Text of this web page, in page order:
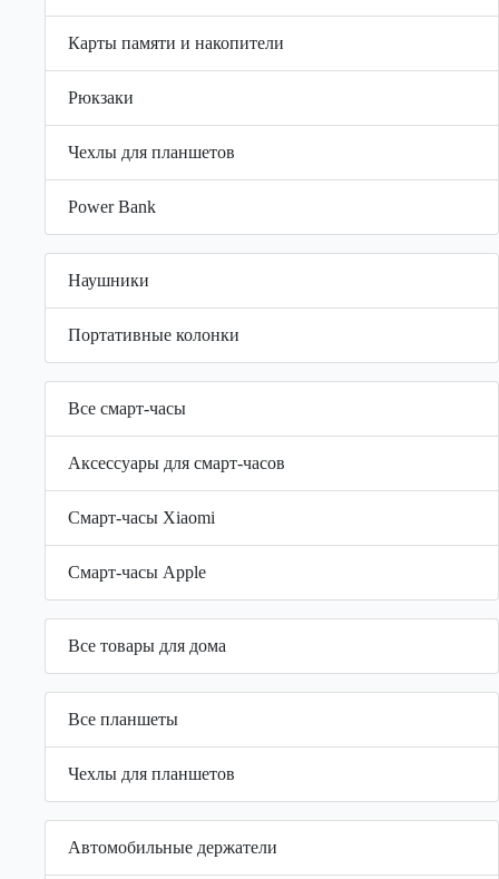
Карты памяти и накопители
Рюкзаки
Чехлы для планшетов
Power Bank
Наушники
Портативные колонки
Все смарт-часы
Аксессуары для смарт-часов
Смарт-часы Xiaomi
Смарт-часы Apple
Все товары для дома
Все планшеты
Чехлы для планшетов
Автомобильные держатели